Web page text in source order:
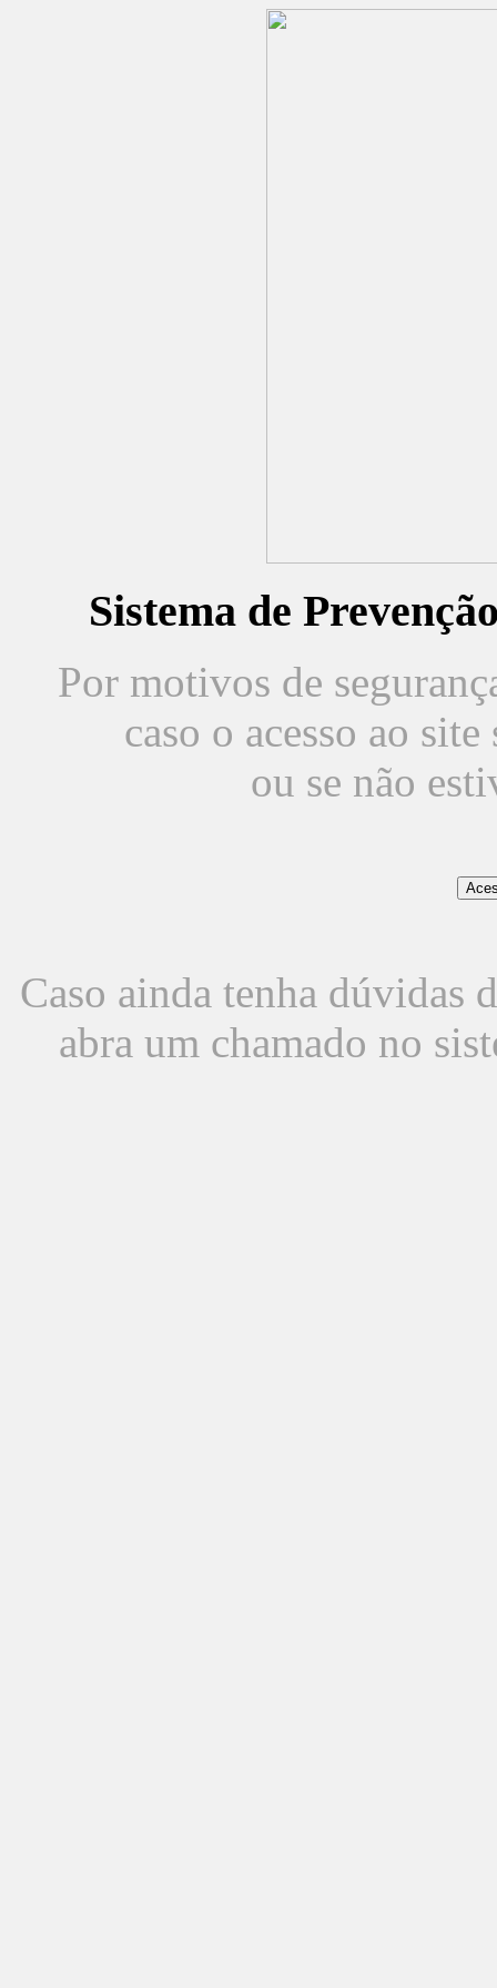
Sistema de
Por motivos de
caso o acesso ao
ou se não
Caso ainda tenha dúvidas
abra um chamado no